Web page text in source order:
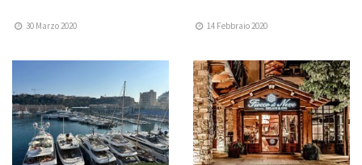
30 Marzo 2020 14 Febbraio 2020